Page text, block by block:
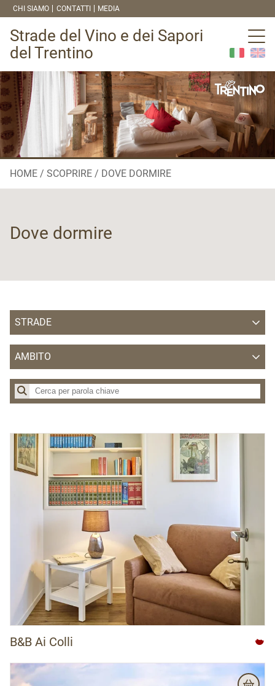
CHI SIAMO CONTATTI MEDIA
Strade del Vino e dei Sapori
del Trentino
HOME SCOPRIRE DOVE DORMIRE
Dove dormire
STRADE
Strada del Vino
Strada della Mela
AMBITO
APT Alpe Cimbra - Folgaria Lavarone Luserna Vigolana
APT delle Valli di Sole Peio e Rabbi
APT Dolomiti Paganella
APT Garda Dolomiti
APT Madonna di Campiglio
APT San Martino di Castrozza, Passo Rolle, Primiero e Vanoi
APT Trento, Monte Bondone
APT Val di Fiemme
APT Val di Fassa
APT Val di Non
APT Valsugana Lagorai
Azienda per il Turismo Rovereto e Vallagarina
B&B Ai Colli